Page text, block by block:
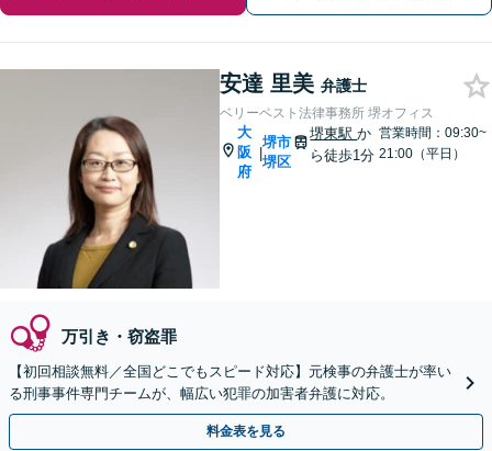
安達 里美 弁護士
ベリーベスト法律事務所 堺オフィス
大
阪
府
|
堺市
堺区
堺東駅か
ら徒歩1分
営業時間：09:30~
21:00（平日）
万引き・窃盗罪
【初回相談無料／全国どこでもスピード対応】元検事の弁護士が率い
る刑事事件専門チームが、幅広い犯罪の加害者弁護に対応。
料金表を見る